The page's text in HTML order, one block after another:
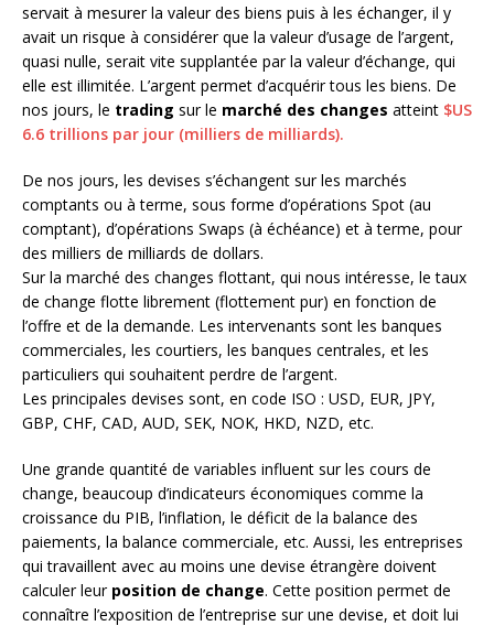
servait à mesurer la valeur des biens puis à les échanger, il y
avait un risque à considérer que la valeur d’usage de l’argent,
quasi nulle, serait vite supplantée par la valeur d’échange, qui
elle est illimitée. L’argent permet d’acquérir tous les biens. De
nos jours, le trading sur le marché des changes atteint $US
6.6 trillions par jour (milliers de milliards).
De nos jours, les devises s’échangent sur les marchés
comptants ou à terme, sous forme d’opérations Spot (au
comptant), d’opérations Swaps (à échéance) et à terme, pour
des milliers de milliards de dollars.
Sur la marché des changes flottant, qui nous intéresse, le taux
de change flotte librement (flottement pur) en fonction de
l’offre et de la demande. Les intervenants sont les banques
commerciales, les courtiers, les banques centrales, et les
particuliers qui souhaitent perdre de l’argent.
Les principales devises sont, en code ISO : USD, EUR, JPY,
GBP, CHF, CAD, AUD, SEK, NOK, HKD, NZD, etc.
Une grande quantité de variables influent sur les cours de
change, beaucoup d’indicateurs économiques comme la
croissance du PIB, l’inflation, le déficit de la balance des
paiements, la balance commerciale, etc. Aussi, les entreprises
qui travaillent avec au moins une devise étrangère doivent
calculer leur position de change. Cette position permet de
connaître l’exposition de l’entreprise sur une devise, et doit lui